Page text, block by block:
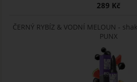
289 Kč
ČERNÝ RYBÍZ & VODNÍ MELOUN -
PUNX